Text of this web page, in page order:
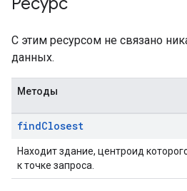
С этим ресурсом не связано
данных.
Методы
findClosest
Находит здание, центроид
к точке запроса.